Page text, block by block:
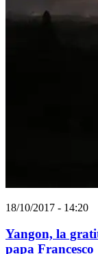
18/10/2017 - 14:20
Yangon, la
papa Francesco